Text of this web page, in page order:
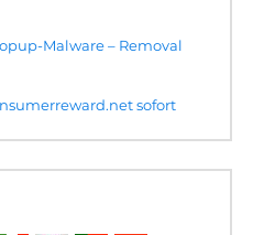
Malware – Removal
sofort